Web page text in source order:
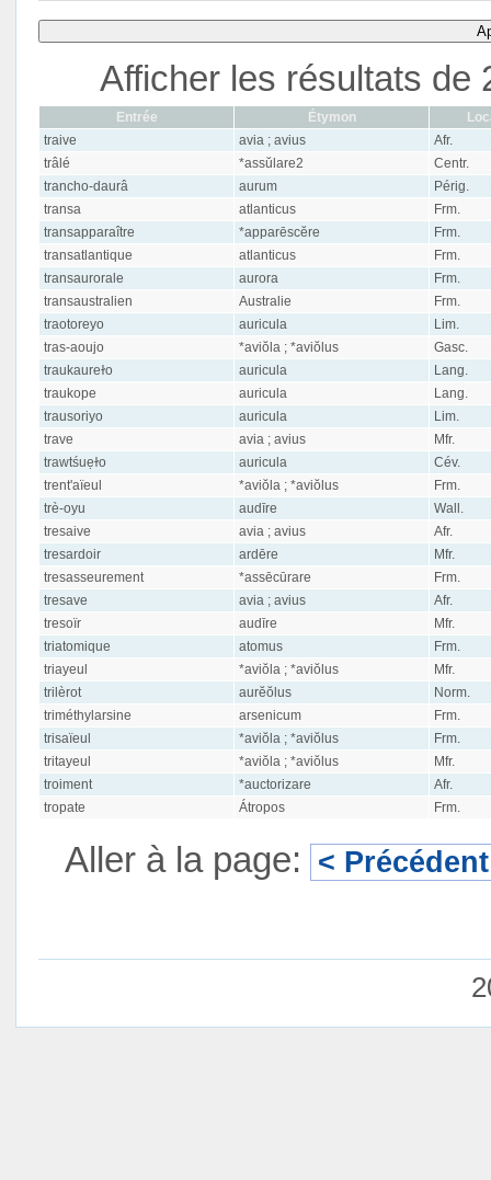
Afficher les résultats de
Entrée Étymon
traive
avia ; avius
Afr.
trâlé
*assŭlare2
Centr.
trancho-daurâ
aurum
Périg.
transa
atlanticus
Frm.
transapparaître
*apparēscĕre
Frm.
transatlantique
atlanticus
Frm.
transaurorale
aurora
Frm.
transaustralien
Australie
Frm.
traotoreyo
auricula
Lim.
tras-aoujo
*aviŏla ; *aviŏlus
Gasc.
traukaureɫo
auricula
Lang.
traukope
auricula
Lang.
trausoriyo
auricula
Lim.
trave
avia ; avius
Mfr.
trawtśuẹɫo
auricula
Cév.
trent'aïeul
*aviŏla ; *aviŏlus
Frm.
trè-oyu
audīre
Wall.
tresaive
avia ; avius
Afr.
tresardoir
ardēre
Mfr.
tresasseurement
*assēcūrare
Frm.
tresave
avia ; avius
Afr.
tresoïr
audīre
Mfr.
triatomique
atomus
Frm.
triayeul
*aviŏla ; *aviŏlus
Mfr.
trilèrot
aurĕŏlus
Norm.
triméthylarsine
arsenicum
Frm.
trisaïeul
*aviŏla ; *aviŏlus
Frm.
tritayeul
*aviŏla ; *aviŏlus
Mfr.
troiment
*auctorizare
Afr.
tropate
Átropos Frm.
Aller à la page: < Précédent